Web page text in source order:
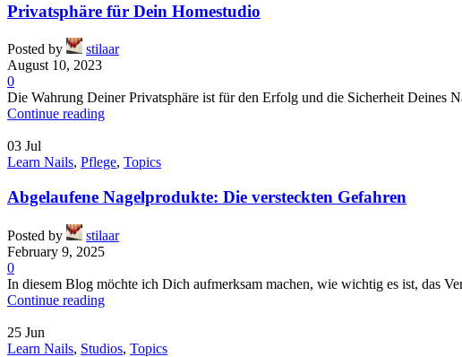
Privatsphäre für Dein Homestudio
Posted by
stilaar
August 10, 2023
0
Die Wahrung Deiner Privatsphäre ist für den Erfolg und die Sicherheit Deines
Continue reading
03 Jul
Learn Nails, Pflege, Topics
Abgelaufene Nagelprodukte: Die versteckten Gefahren
Posted by
stilaar
February 9, 2025
0
In diesem Blog möchte ich Dich aufmerksam machen, wie wichtig es ist, das
Continue reading
25 Jun
Learn Nails, Studios, Topics